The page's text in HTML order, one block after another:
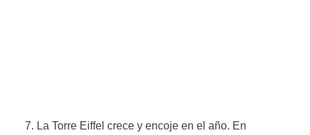
7. La Torre Eiffel crece y encoje en el año. En